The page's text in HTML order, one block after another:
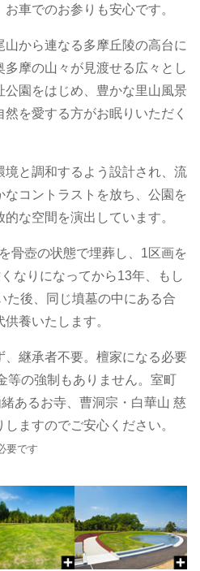
車でのお参りも安心です。
山から連なる多摩丘陵の高台に
摩の山々が見渡せる広々とし
公園をはじめ、豊かな里山風景
を愛する方がお眠りいただく
境と調和するよう設計され、流
コントラストを放ち、公園を
な空間を演出しています。
骨壺の状態で埋葬し、1区画を
なりになってから13年、もし
た後、同じ墳墓の中にある合
養いたします。
、継承者不要。檀家になる必要
等の強制もありません。室町
あるお寺、曹洞宗・白華山 慈
ますのでご安心ください。
要です